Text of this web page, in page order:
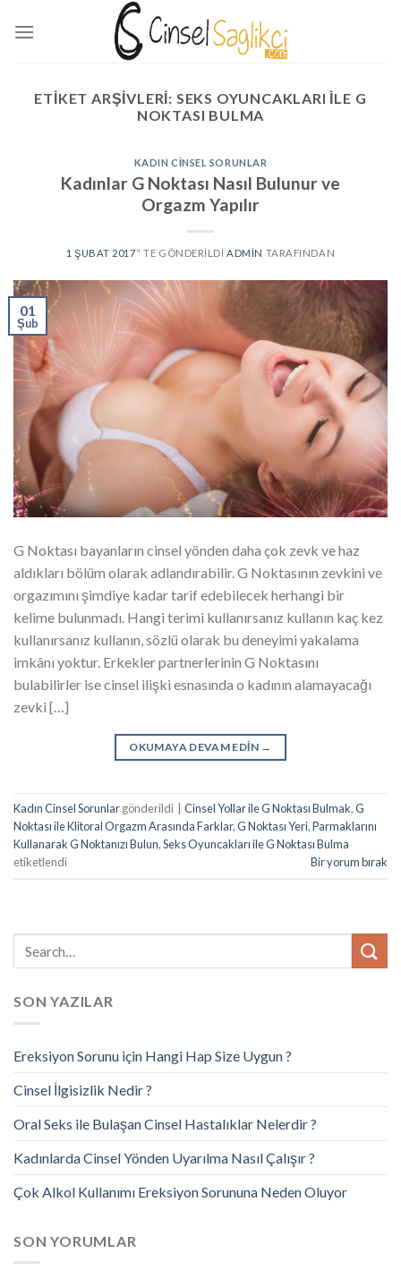
ETIKET ARŞIVLERI: SEKS OYUNCAKLARI ILE G
NOKTASI BULMA
KADIN CINSEL SORUNLAR
Kadınlar G Noktası Nasıl Bulunur ve
Orgazm Yapılır
1 ŞUBAT 2017’' TE GÖNDERILDI ADMIN TARAFINDAN
01
Şub
G Noktası bayanların cinsel yönden daha çok zevk ve haz
aldıkları bölüm olarak adlandırabilir. G Noktasının zevkini ve
orgazımını şimdiye kadar tarif edebilecek herhangi bir
kelime bulunmadı. Hangi terimi kullanırsanız kullanın kaç kez
kullanırsanız kullanın, sözlü olarak bu deneyimi yakalama
imkânı yoktur. Erkekler partnerlerinin G Noktasını
bulabilirler ise cinsel ilişki esnasında o kadının alamayacağı
zevki […]
OKUMAYA DEVAM EDIN →
Kadın Cinsel Sorunlargönderildi Cinsel Yollar ile G Noktası Bulmak,G
Noktası ile Klitoral Orgazm Arasında Farklar,G Noktası Yeri,Parmaklarını
Kullanarak G Noktanızı Bulun,Seks Oyuncakları ile G Noktası Bulma
etiketlendi
Bir yorum bırak
SON YAZILAR
Ereksiyon Sorunu için Hangi Hap Size Uygun ?
Cinsel İlgisizlik Nedir ?
Oral Seks ile Bulaşan Cinsel Hastalıklar Nelerdir ?
Kadınlarda Cinsel Yönden Uyarılma Nasıl Çalışır ?
Çok Alkol Kullanımı Ereksiyon Sorununa Neden Oluyor
SON YORUMLAR